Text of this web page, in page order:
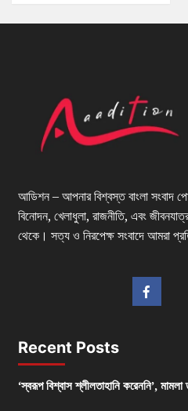
আডিশন – আপনার বিশ্বস্ত বাংলা সংবাদ
বিনোদন, খেলাধুলা, রাজনীতি, এবং
থেকে। সত্য ও নিরপেক্ষ সংবাদে আমরা
Recent Posts
‘স্বরূপ বিশ্বাস শ্লীলতাহানি করেননি’, মামলা